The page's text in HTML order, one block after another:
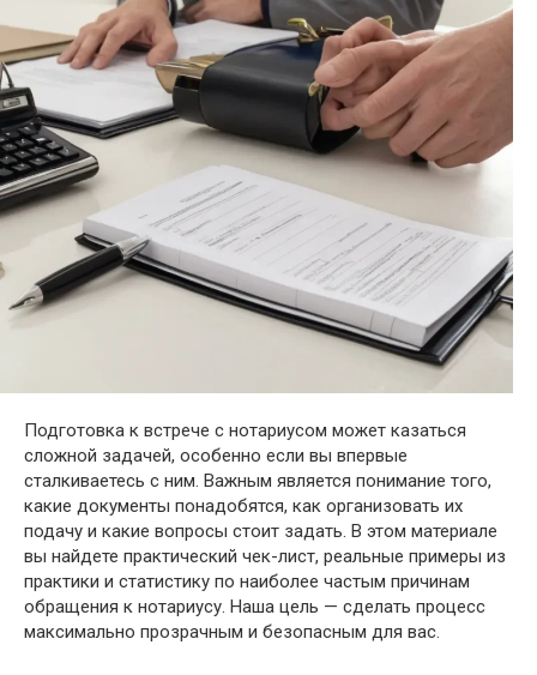
Подготовка к встрече с нотариусом может казаться
сложной задачей, особенно если вы впервые
сталкиваетесь с ним. Важным является понимание того,
какие документы понадобятся, как организовать их
подачу и какие вопросы стоит задать. В этом материале
вы найдете практический чек-лист, реальные примеры из
практики и статистику по наиболее частым причинам
обращения к нотариусу. Наша цель — сделать процесс
максимально прозрачным и безопасным для вас.